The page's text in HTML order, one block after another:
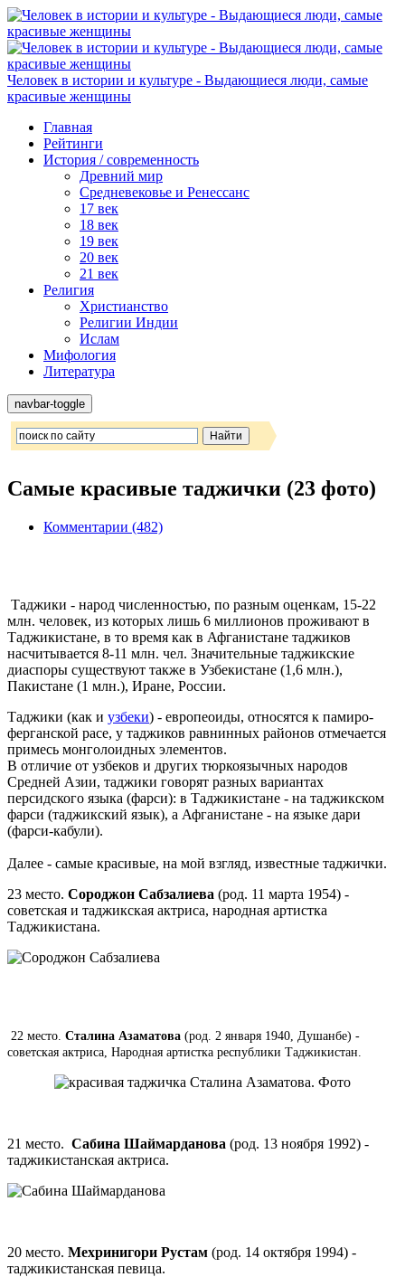
Человек в истории и культуре - Выдающиеся люди, самые
красивые женщины
Главная
Рейтинги
История / современность
Древний мир
Средневековье и Ренессанс
17 век
18 век
19 век
20 век
21 век
Религия
Христианство
Религии Индии
Ислам
Мифология
Литература
navbar-toggle
Самые красивые таджички (23 фото)
Комментарии (482)
Таджики - народ численностью, по разным оценкам, 15-22
млн. человек, из которых лишь 6 миллионов проживают в
Таджикистане, в то время как в Афганистане таджиков
насчитывается 8-11 млн. чел. Значительные таджикские
диаспоры существуют также в Узбекистане (1,6 млн.),
Пакистане (1 млн.), Иране, России.
Таджики (как и узбеки) - европеоиды, относятся к памиро-
ферганской расе, у таджиков равнинных районов отмечается
примесь монголоидных элементов.
В отличие от узбеков и других тюркоязычных народов
Средней Азии, таджики говорят разных вариантах
персидского языка (фарси): в Таджикистане - на таджикском
фарси (таджикский язык), а Афганистане - на языке дари
(фарси-кабули).
Далее - самые красивые, на мой взгляд, известные таджички.
23 место. Сороджон Сабзалиева (род. 11 марта 1954) -
советская и таджикская актриса, народная артистка
Таджикистана.
22 место. Сталина Азаматова (род. 2 января 1940, Душанбе) -
советская актриса, Народная артистка республики Таджикистан.
21 место. Сабина Шаймарданова (род. 13 ноября 1992) -
таджикистанская актриса.
20 место. Мехринигори Рустам (род. 14 октября 1994) -
таджикистанская певица.